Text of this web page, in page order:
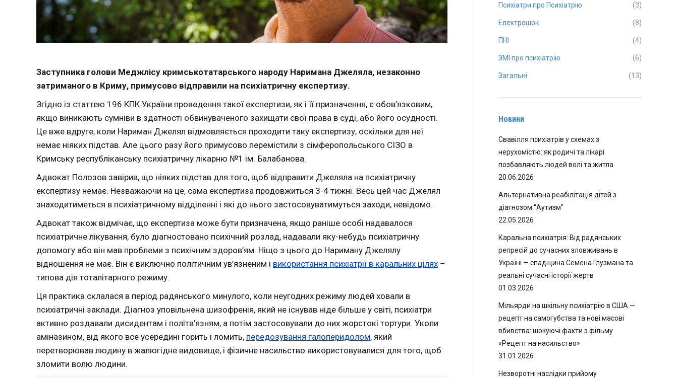
Заступника голови Меджлісу кримськотатарського народу Наримана Джеляла, незаконно
затриманого в Криму, примусово відправили на психіатричну експертизу.
Згідно із статтею 196 КПК України проведення такої експертизи, як і її призначення, є обов’язковим,
якщо виникають сумніви в здатності обвинуваченого захищати свої права в суді, або його осудності.
Це вже вдруге, коли Нариман Джелял відмовляється проходити таку експертизу, оскільки для неї
немає ніяких підстав. Але цього разу його примусово перемістили з сімферопольського СІЗО в
Кримську республіканську психіатричну лікарню №1 ім. Балабанова.
Адвокат Полозов завірив, що ніяких підстав для того, щоб відправити Джеляла на психіатричну
експертизу немає. Незважаючи на це, сама експертиза продовжиться 3-4 тижні. Весь цей час Джелял
знаходитиметься в психіатричному відділенні і які до нього застосовуватимуться заходи, невідомо.
Адвокат також відмічає, що експертиза може бути призначена, якщо раніше особі надавалося
психіатричне лікування, було діагностовано психічний розлад, надавали яку-небудь психіатричну
допомогу або він мав проблеми з психічним здоров’ям. Ніщо з цього до Нариману Джелялу
відношення не має. Він є виключно політичним ув’язненим і використання психіатрії в каральних цілях –
типова дія тоталітарного режиму.
Ця практика склалася в період радянського минулого, коли неугодних режиму людей ховали в
психіатричні заклади. Діагноз уповільнена шизофренія, який не існував ніде більше у світі, психіатри
активно роздавали дисидентам і політв’язням, а потім застосовували до них жорстокі тортури. Уколи
аміназином, від якого все усередині горить і ломить, передозування галоперидолом, який
перетворював людину в жалюгідне видовище, і фізичне насильство використовувалися для того, щоб
зломити волю людини.
Психіатри про Психіатрію (3)
Електрошок (8)
ПНІ (4)
ЗМІ про психіатрію (6)
Загальні (13)
Новини
Свавілля психіатрів у схемах з
нерухомістю: як родичі та лікарі
позбавляють людей волі та житла
20.06.2026
Альтернативна реабілітація дітей з
діагнозом “Аутизм”
22.05.2026
Каральна психіатрія: Від радянських
репресій до сучасних зловживань в
Україні — спадщина Семена Глузмана та
реальні сучасні історії жертв
01.03.2026
Мільярди на шкільну психіатрію в США —
рецепт на самогубства та нові масові
вбивства: шокуючі факти з фільму
«Рецепт на насильство»
31.01.2026
Незворотні наслідки прийому